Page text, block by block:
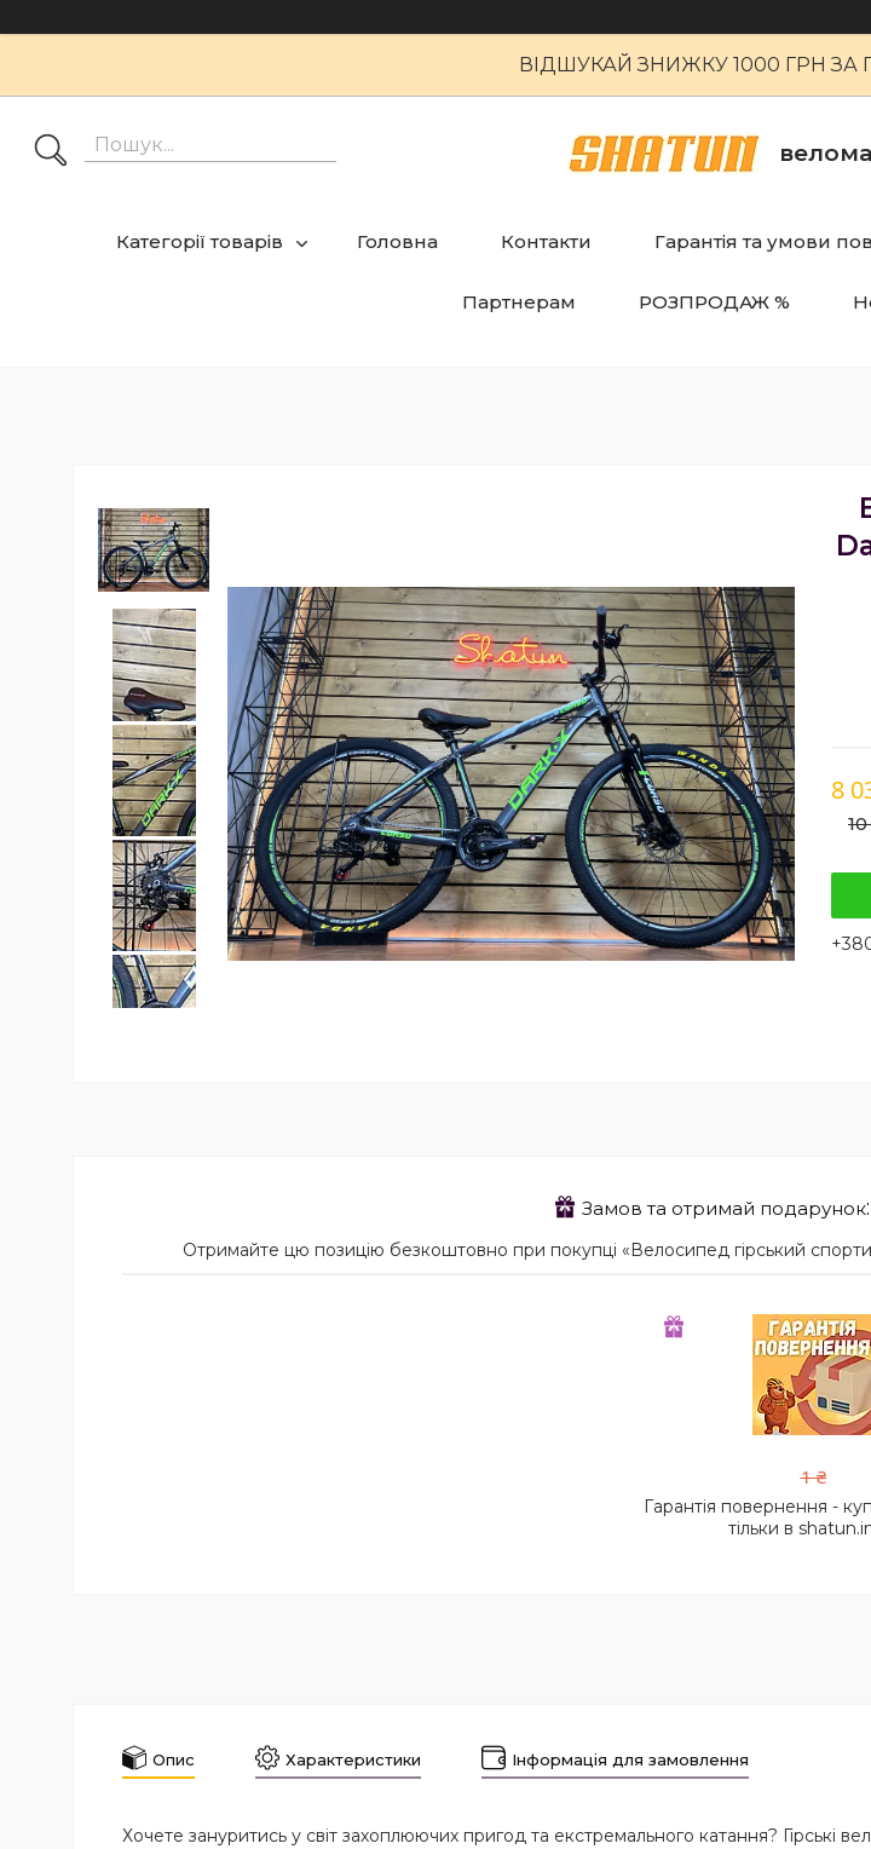
ВІДШУКАЙ ЗНИЖКУ 1000 ГРН
Категорії товарів Головна Контакти Гарантія та умови
Партнерам РОЗПРОДАЖ %
8
Замов та отримай подарунок
Отримайте цю позицію безкоштовно при покупці «Велосипед гірський
1 ₴
Гарантія повернення -
тільки в
Опис Характеристики Інформація для замовлення
Хочете зануритись у світ захоплюючих пригод та екстремального катання? Гірські